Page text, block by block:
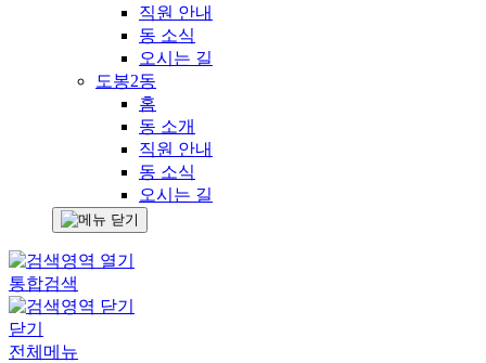
직원 안내
동 소식
오시는 길
도봉2동
홈
동 소개
직원 안내
동 소식
오시는 길
통합검색
닫기
전체메뉴